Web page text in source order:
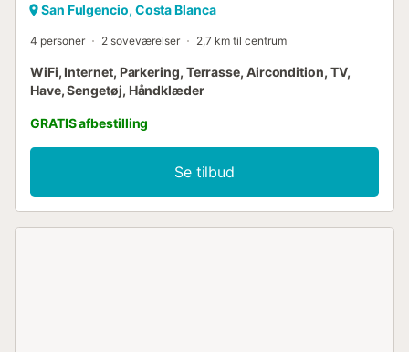
San Fulgencio, Costa Blanca
4 personer 2 soveværelser 2,7 km til centrum
WiFi, Internet, Parkering, Terrasse, Aircondition, TV,
Have, Sengetøj, Håndklæder
GRATIS afbestilling
Se tilbud